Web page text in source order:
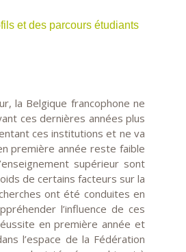
et des parcours étudiants
la Belgique francophone ne
ces dernières années plus
ces institutions et ne va
première année reste faible
supérieur sont
de certains facteurs sur la
ont été conduites en
l’influence de ces
en première année et
l’espace de la Fédération